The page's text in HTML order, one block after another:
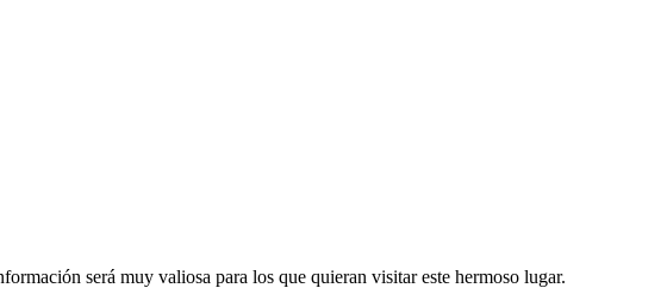
será muy valiosa para los que quieran visitar este hermoso lugar.